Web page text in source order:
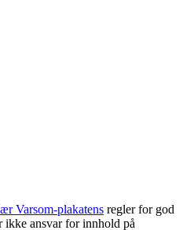
Varsom-plakatens regler for god
ikke ansvar for innhold på